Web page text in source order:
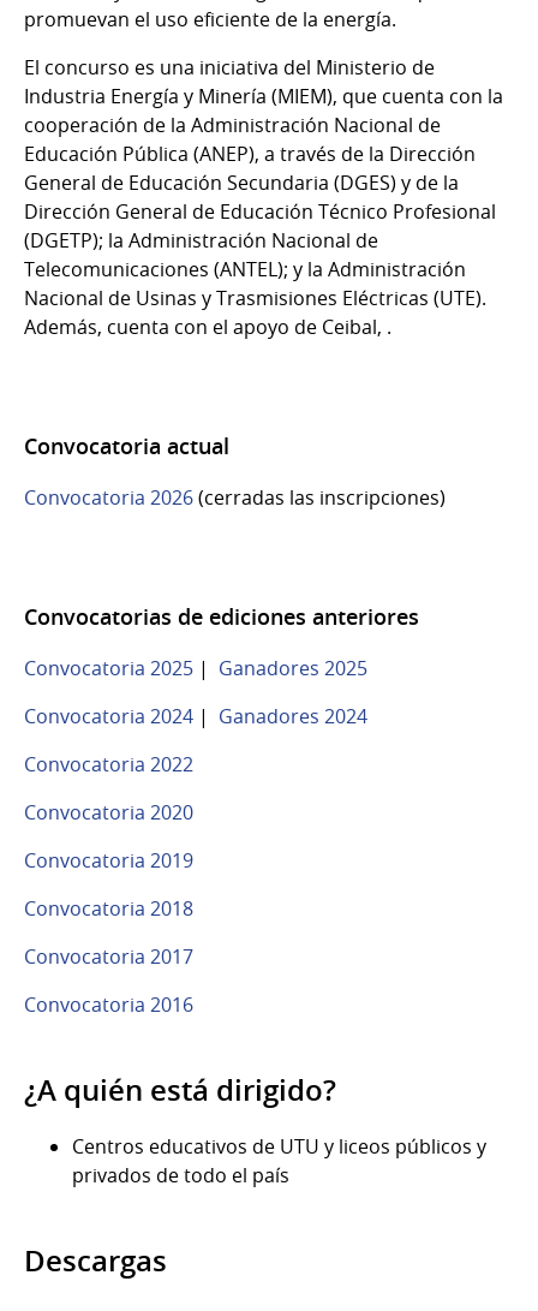
promuevan el uso eficiente de la energía.
El concurso es una iniciativa del Ministerio de
Industria Energía y Minería (MIEM), que cuenta con la
cooperación de la Administración Nacional de
Educación Pública (ANEP), a través de la Dirección
General de Educación Secundaria (DGES) y de la
Dirección General de Educación Técnico Profesional
(DGETP); la Administración Nacional de
Telecomunicaciones (ANTEL); y la Administración
Nacional de Usinas y Trasmisiones Eléctricas (UTE).
Además, cuenta con el apoyo de Ceibal, .
Convocatoria actual
Convocatoria 2026(cerradas las inscripciones)
Convocatorias de ediciones anteriores
Convocatoria 2025 | Ganadores 2025
Convocatoria 2024 | Ganadores 2024
Convocatoria 2022
Convocatoria 2020
Convocatoria 2019
Convocatoria 2018
Convocatoria 2017
Convocatoria 2016
¿A quién está dirigido?
Centros educativos de UTU y liceos públicos y
privados de todo el país
Descargas